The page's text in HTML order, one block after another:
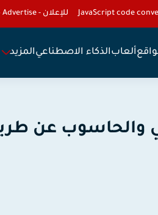
للإعلان - To Advertise
ألعابالذكاء الاصطناعيالمزيد
والحاسوب عن